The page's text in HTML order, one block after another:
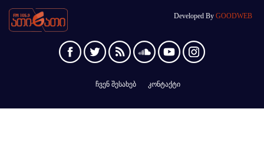
Developed By GOODWEB
ჩვენ შესახებ კონტაქტი